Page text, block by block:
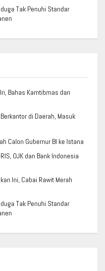
Tak Penuhi Standar
Bahas Kamtibmas dan
di Daerah, Masuk
Calon Gubernur BI ke Istana
OJK dan Bank Indonesia
Ini, Cabai Rawit Merah
Tak Penuhi Standar